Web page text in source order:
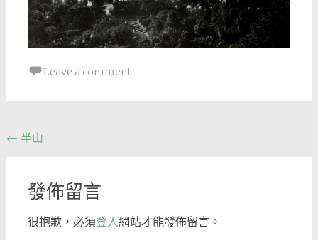
Leave a comment
Post
← 半山
發佈留言
很抱歉，必須登入網站才能發佈留言。